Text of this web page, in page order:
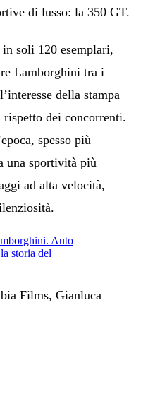
di lusso: la 350 GT.
soli 120 esemplari,
Lamborghini tra i
della stampa
dei concorrenti.
spesso più
una sportività più
ad alta velocità,
Auto
storia del
Films, Gianluca